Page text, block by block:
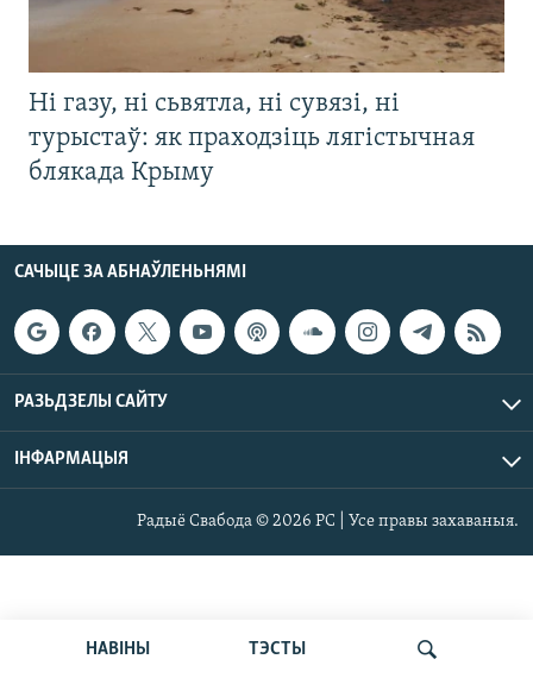
НАВІНЫ ТЭСТЫ
Ні газу, ні сьвятла, ні сувязі, ні
турыстаў: як праходзіць лягістычная
блякада Крыму
САЧЫЦЕ ЗА АБНАЎЛЕНЬНЯМІ
РАЗЬДЗЕЛЫ САЙТУ
ІНФАРМАЦЫЯ
Радыё Свабода © 2026 РС | Усе правы захаваныя.